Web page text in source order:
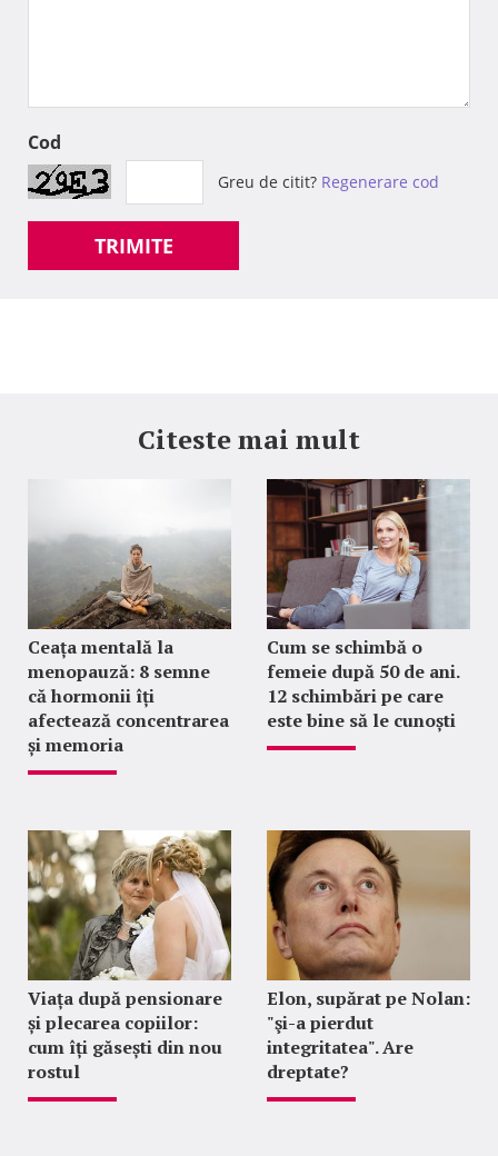
Cod
Greu de citit? Regenerare cod
TRIMITE
Citeste mai mult
Ceața mentală la
menopauză: 8 semne
că hormonii îți
afectează concentrarea
și memoria
Cum se schimbă o
femeie după 50 de ani.
12 schimbări pe care
este bine să le cunoști
Viața după pensionare
și plecarea copiilor:
cum îți găsești din nou
rostul
Elon, supărat pe Nolan:
"şi-a pierdut
integritatea". Are
dreptate?